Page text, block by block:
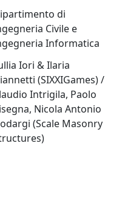
di
Civile e
Informatica
Iori & Ilaria
(SIXXIGames) /
Intrigila, Paolo
Nicola Antonio
(Scale Masonry